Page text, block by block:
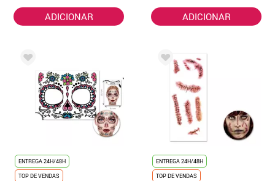
ADICIONAR ADICIONAR
ENTREGA 24H/48H
TOP DE VENDAS
ENTREGA 24H/48H
TOP DE VENDAS